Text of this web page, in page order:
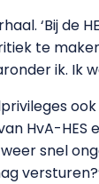
‘Bij de
te
ik. Ik
HvA-HES
snel